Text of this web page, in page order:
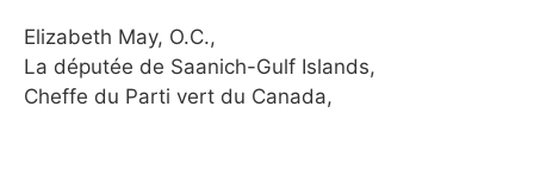
Elizabeth May, O.C.,
La députée de Saanich-Gulf Islands,
Cheffe du Parti vert du Canada,